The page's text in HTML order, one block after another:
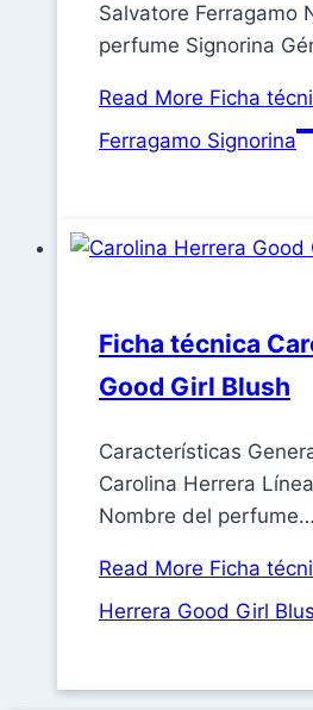
Salvatore Ferragamo
perfume Signorina
Read More Ficha
Ferragamo Signorina
Ficha técnica
Good Girl Blush
Características
Carolina Herrera
Nombre del perfume…
Read More Ficha
Herrera Good Girl